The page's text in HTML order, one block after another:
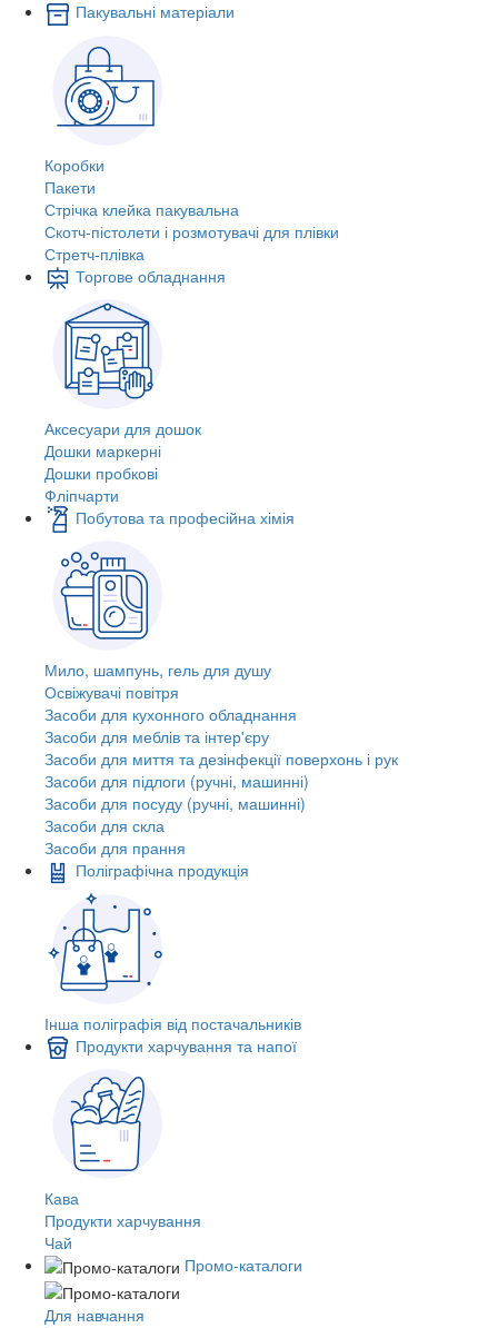
Пакувальні матеріали
Коробки
Пакети
Стрічка клейка пакувальна
Скотч-пістолети і розмотувачі для плівки
Стретч-плівка
Торгове обладнання
Аксесуари для дошок
Дошки маркерні
Дошки пробкові
Фліпчарти
Побутова та професійна хімія
Мило, шампунь, гель для душу
Освіжувачі повітря
Засоби для кухонного обладнання
Засоби для меблів та інтер'єру
Засоби для миття та дезінфекції поверхонь і рук
Засоби для підлоги (ручні, машинні)
Засоби для посуду (ручні, машинні)
Засоби для скла
Засоби для прання
Поліграфічна продукція
Інша поліграфія від постачальників
Продукти харчування та напої
Кава
Продукти харчування
Чай
Промо-каталоги
Для навчання